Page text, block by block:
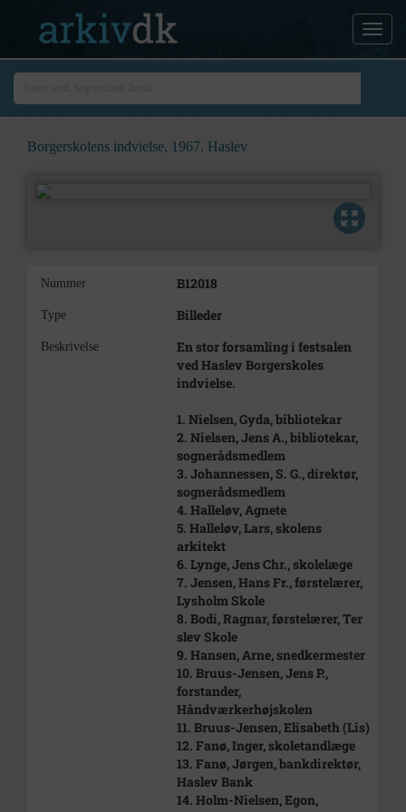
Borgerskolens indvielse, 1967. Haslev
Nummer B12018
Type Billeder
Beskrivelse
En stor forsamling i festsalen
ved Haslev Borgerskoles
indvielse.
1. Nielsen, Gyda, bibliotekar
2. Nielsen, Jens A., bibliotekar,
sognerådsmedlem
3. Johannessen, S. G., direktør,
sognerådsmedlem
4. Halleløv, Agnete
5. Halleløv, Lars, skolens
arkitekt
6. Lynge, Jens Chr., skolelæge
7. Jensen, Hans Fr., førstelærer,
Lysholm Skole
8. Bodi, Ragnar, førstelærer, Ter
slev Skole
9. Hansen, Arne, snedkermester
10. Bruus-Jensen, Jens P.,
forstander,
Håndværkerhøjskolen
11. Bruus-Jensen, Elisabeth (Lis)
12. Fanø, Inger, skoletandlæge
13. Fanø, Jørgen, bankdirektør,
Haslev Bank
14. Holm-Nielsen, Egon,